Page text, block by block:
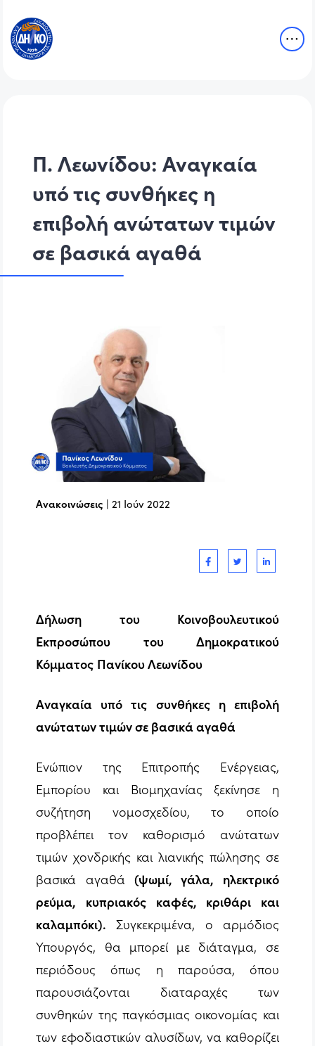
Π. Λεωνίδου: Αναγκαία
υπό τις συνθήκες η
επιβολή ανώτατων τιμών
σε βασικά αγαθά
Ανακοινώσεις |21 Ιούν 2022
Δήλωση του Κοινοβουλευτικού
Εκπροσώπου του Δημοκρατικού
Κόμματος Πανίκου Λεωνίδου
Αναγκαία υπό τις συνθήκες η επιβολή
ανώτατων τιμών σε βασικά αγαθά
Ενώπιον της Επιτροπής Ενέργειας,
Εμπορίου και Βιομηχανίας ξεκίνησε η
συζήτηση νομοσχεδίου, το οποίο
προβλέπει τον καθορισμό ανώτατων
τιμών χονδρικής και λιανικής πώλησης σε
βασικά αγαθά (ψωμί, γάλα, ηλεκτρικό
ρεύμα, κυπριακός καφές, κριθάρι και
καλαμπόκι). Συγκεκριμένα, ο αρμόδιος
Υπουργός, θα μπορεί με διάταγμα, σε
περιόδους όπως η παρούσα, όπου
παρουσιάζονται διαταραχές των
συνθηκών της παγκόσμιας οικονομίας και
των εφοδιαστικών αλυσίδων, να καθορίζει